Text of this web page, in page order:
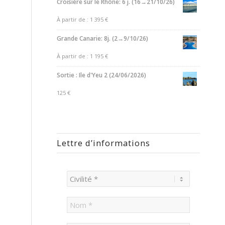
Croisière sur le Rhône: 6 j. (16→21/10/26)
À partir de : 1 395€
Grande Canarie: 8j. (2→9/10/26)
À partir de : 1 195€
Sortie : Ile d'Yeu 2 (24/06/2026)
125€
Lettre d’informations